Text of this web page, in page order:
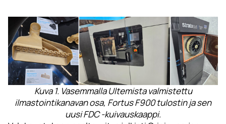
Kuva 1. Vasemmalla Ultemista valmistettu
ilmastointikanavan osa, Fortus F900 tulostin ja sen
uusi FDC -kuivauskaappi.